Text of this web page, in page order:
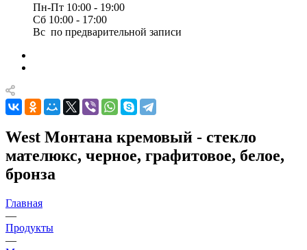
Пн-Пт 10:00 - 19:00
Сб 10:00 - 17:00
Вс по предварительной записи
West Монтана кремовый - стекло
мателюкс, черное, графитовое, белое,
бронза
Главная
—
Продукты
—